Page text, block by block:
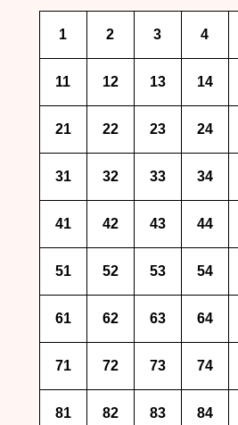
1 2 3 4
11 12 13 14
21 22 23 24
31 32 33 34
41 42 43 44
51 52 53 54
61 62 63 64
71 72 73 74
81 82 83 84